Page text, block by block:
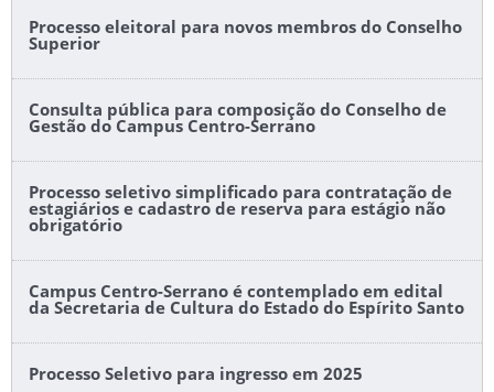
Processo eleitoral para novos membros do Conselho
Superior
Consulta pública para composição do Conselho de
Gestão do Campus Centro-Serrano
Processo seletivo simplificado para contratação de
estagiários e cadastro de reserva para estágio não
obrigatório
Campus Centro-Serrano é contemplado em edital
da Secretaria de Cultura do Estado do Espírito Santo
Processo Seletivo para ingresso em 2025